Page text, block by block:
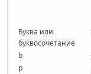
Буква или
буквосочетание
b
p